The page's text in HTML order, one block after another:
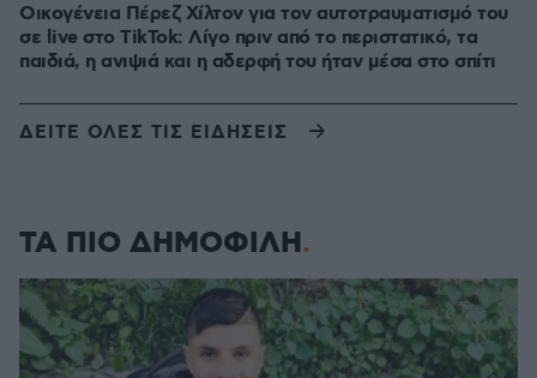
Οικογένεια Πέρεζ Χίλτον για τον αυτοτραυματισμό του
σε live στο TikTok: Λίγο πριν από το περιστατικό, τα
παιδιά, η ανιψιά και η αδερφή του ήταν μέσα στο σπίτι
ΔΕΙΤΕ ΟΛΕΣ ΤΙΣ ΕΙΔΗΣΕΙΣ
ΤΑ ΠΙΟ ΔΗΜΟΦΙΛΗ